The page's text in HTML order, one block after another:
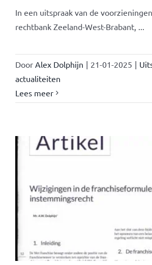
In een uitspraak van de
rechtbank Zeeland-West-Brabant, ...
Door Alex Dolphijn | 21-01-2025 |
actualiteiten
Lees meer